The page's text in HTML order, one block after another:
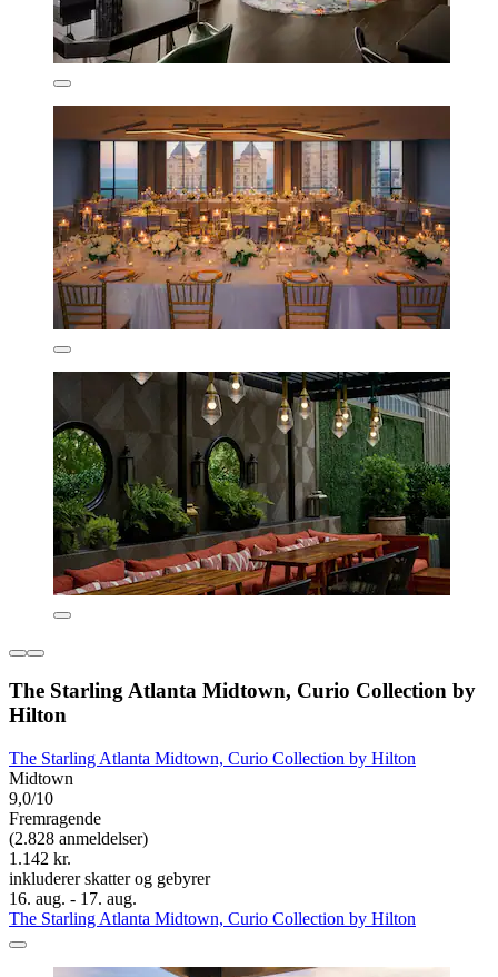
The Starling Atlanta Midtown, Curio Collection by
Hilton
The Starling Atlanta Midtown, Curio Collection by Hilton
Midtown
9,0/10
Fremragende
(2.828 anmeldelser)
1.142 kr.
inkluderer skatter og gebyrer
16. aug. - 17. aug.
The Starling Atlanta Midtown, Curio Collection by Hilton